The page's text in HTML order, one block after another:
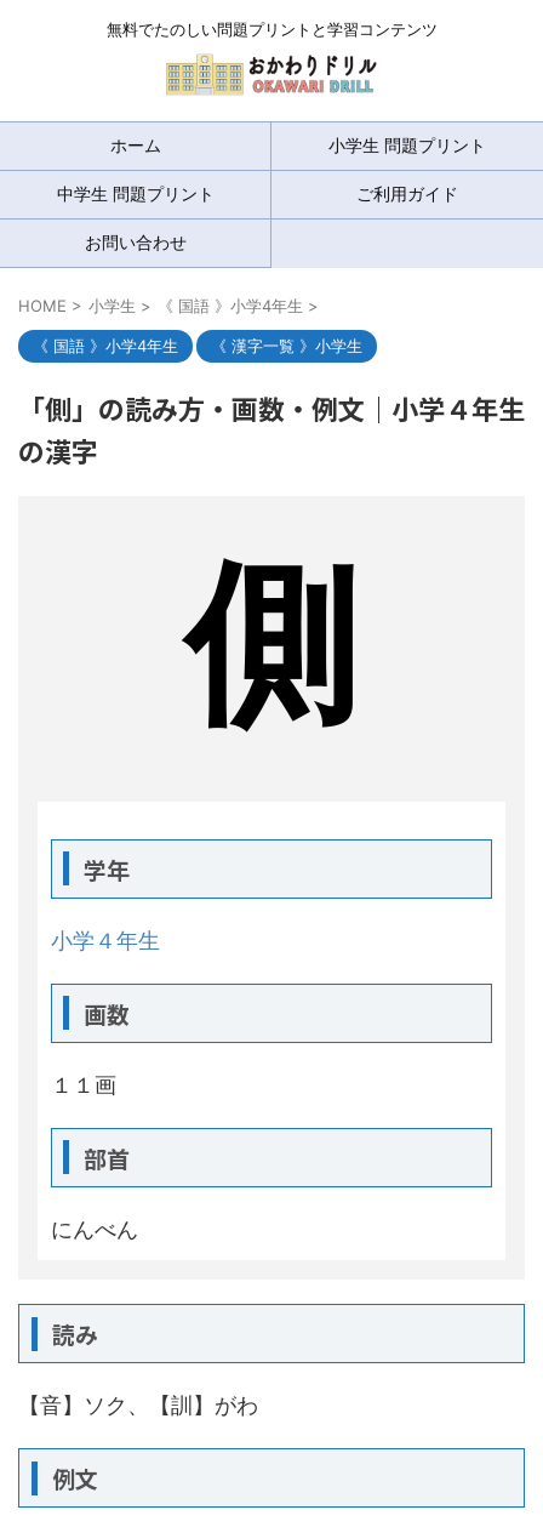
無料でたのしい問題プリントと学習コンテンツ
ホーム 小学生 問題プリント
中学生 問題プリント ご利用ガイド
お問い合わせ
HOME > 小学生 > 《 国語 》小学4年生 >
《 国語 》小学4年生 《 漢字一覧 》小学生
「側」の読み方・画数・例文｜小学４年生
の漢字
側
学年
小学４年生
画数
１１画
部首
にんべん
読み
【音】ソク、【訓】がわ
例文